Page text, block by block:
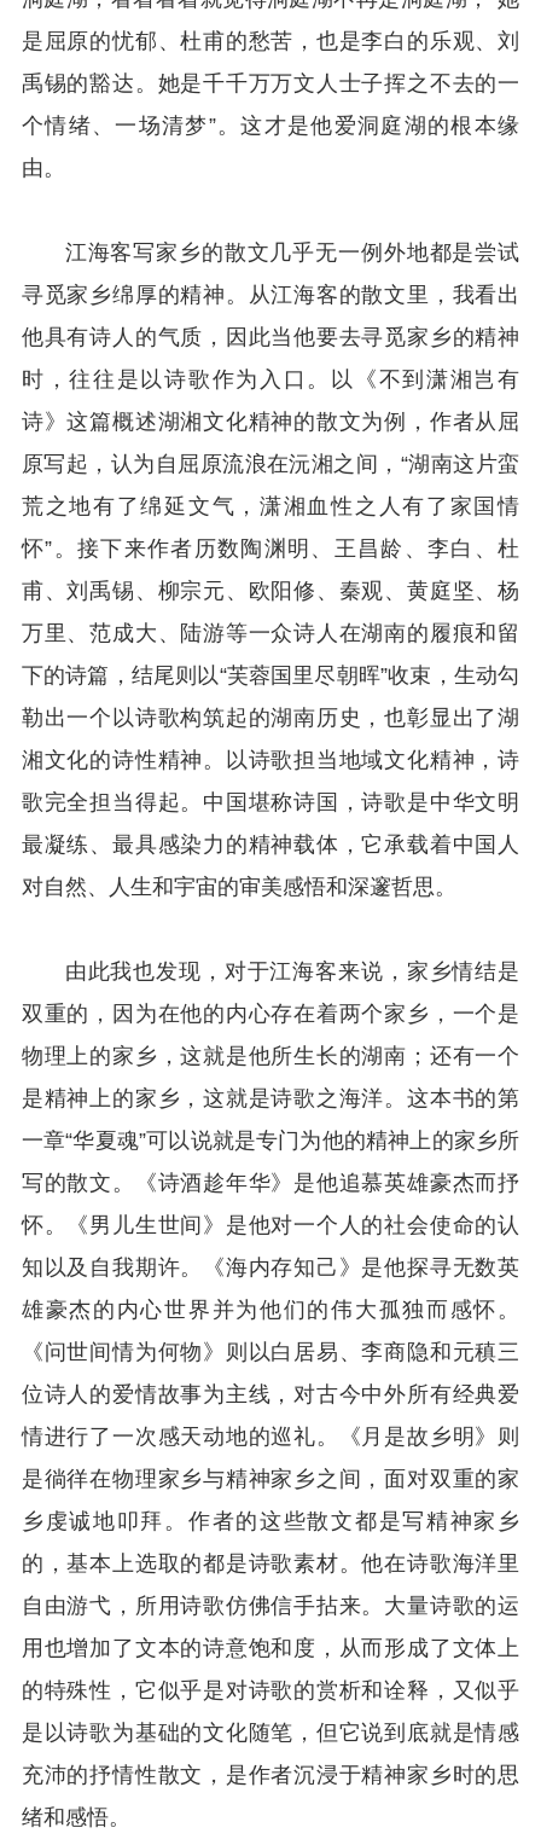
是屈原的忧郁、杜甫的愁苦，也是李白的乐观、刘
禹锡的豁达。她是千千万万文人士子挥之不去的一
个情绪、一场清梦”。这才是他爱洞庭湖的根本缘
由。
江海客写家乡的散文几乎无一例外地都是尝试
寻觅家乡绵厚的精神。从江海客的散文里，我看出
他具有诗人的气质，因此当他要去寻觅家乡的精神
时，往往是以诗歌作为入口。以《不到潇湘岂有
诗》这篇概述湖湘文化精神的散文为例，作者从屈
原写起，认为自屈原流浪在沅湘之间，“湖南这片蛮
荒之地有了绵延文气，潇湘血性之人有了家国情
怀”。接下来作者历数陶渊明、王昌龄、李白、杜
甫、刘禹锡、柳宗元、欧阳修、秦观、黄庭坚、杨
万里、范成大、陆游等一众诗人在湖南的履痕和留
下的诗篇，结尾则以“芙蓉国里尽朝晖”收束，生动勾
勒出一个以诗歌构筑起的湖南历史，也彰显出了湖
湘文化的诗性精神。以诗歌担当地域文化精神，诗
歌完全担当得起。中国堪称诗国，诗歌是中华文明
最凝练、最具感染力的精神载体，它承载着中国人
对自然、人生和宇宙的审美感悟和深邃哲思。
由此我也发现，对于江海客来说，家乡情结是
双重的，因为在他的内心存在着两个家乡，一个是
物理上的家乡，这就是他所生长的湖南；还有一个
是精神上的家乡，这就是诗歌之海洋。这本书的第
一章“华夏魂”可以说就是专门为他的精神上的家乡所
写的散文。《诗酒趁年华》是他追慕英雄豪杰而抒
怀。《男儿生世间》是他对一个人的社会使命的认
知以及自我期许。《海内存知己》是他探寻无数英
雄豪杰的内心世界并为他们的伟大孤独而感怀。
《问世间情为何物》则以白居易、李商隐和元稹三
位诗人的爱情故事为主线，对古今中外所有经典爱
情进行了一次感天动地的巡礼。《月是故乡明》则
是徜徉在物理家乡与精神家乡之间，面对双重的家
乡虔诚地叩拜。作者的这些散文都是写精神家乡
的，基本上选取的都是诗歌素材。他在诗歌海洋里
自由游弋，所用诗歌仿佛信手拈来。大量诗歌的运
用也增加了文本的诗意饱和度，从而形成了文体上
的特殊性，它似乎是对诗歌的赏析和诠释，又似乎
是以诗歌为基础的文化随笔，但它说到底就是情感
充沛的抒情性散文，是作者沉浸于精神家乡时的思
绪和感悟。